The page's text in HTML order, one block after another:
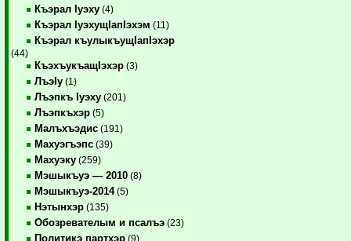
Къэрал Iуэху (4)
Къэрал IуэхущIапIэхэм (11)
Къэрал къулыкъущIапIэхэр
(44)
КъэхъукъащIэхэр (3)
ЛъэIу (1)
Лъэпкъ Iуэху (201)
Лъэпкъхэр (5)
Малъхъэдис (191)
Махуэгъэпс (39)
Махуэку (259)
Мэшыкъуэ — 2010 (8)
Мэшыкъуэ-2014(5)
Нэтынхэр (135)
Обозревателым и псалъэ (23)
Политикэ партхэр (9)